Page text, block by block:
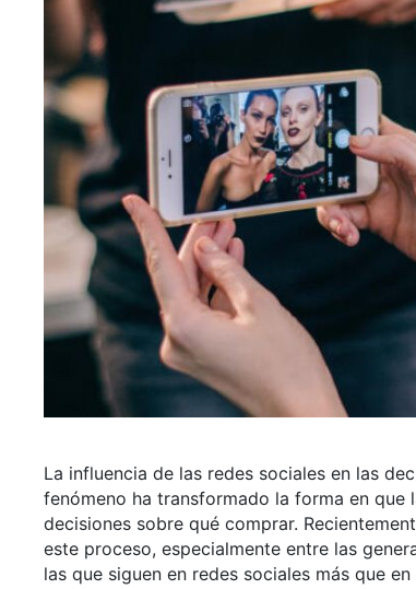
La influencia de las redes sociales en las
fenómeno ha transformado la forma en que
decisiones sobre qué comprar.
este proceso, especialmente entre las
las que siguen en redes sociales más que